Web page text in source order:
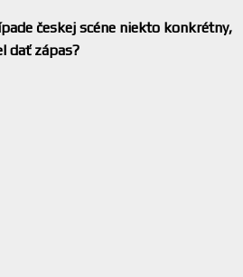
českej scéne niekto konkrétny,
dať zápas?